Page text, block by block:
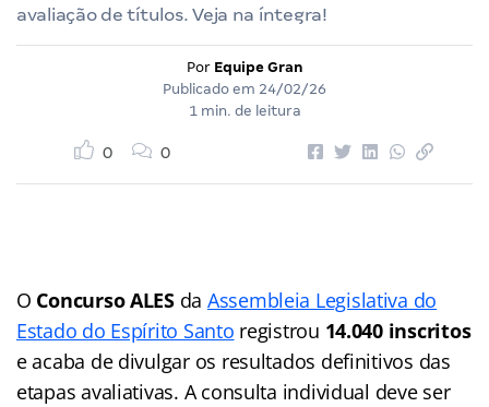
avaliação de títulos. Veja na íntegra!
Por Equipe Gran
Publicado em 24/02/26
1 min. de leitura
0 0
O Concurso ALESda Assembleia Legislativa do
Estado do Espírito Santo registrou 14.040 inscritos
e acaba de divulgar os resultados definitivos das
etapas avaliativas. A consulta individual deve ser